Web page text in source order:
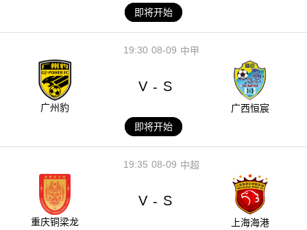
即将开始
08-09
19:30 中甲
广州豹
V - S
广西恒宸
即将开始
08-09
19:35 中超
重庆铜梁龙
V - S
上海海港